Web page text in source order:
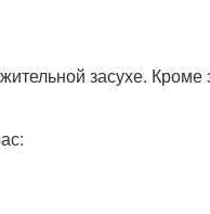
засухе. Кроме